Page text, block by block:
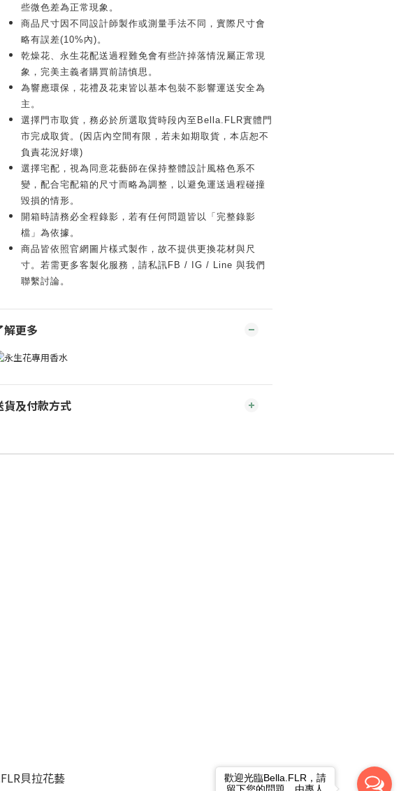
些微色差為正常現象。
商品尺寸因不同設計師製作或測量手法不同，實際尺寸會
略有誤差(10%內)。
乾燥花、永生花配送過程難免會有些許掉落情況屬正常現
象，完美主義者購買前請慎思。
為響應環保，花禮及花束皆以基本包裝不影響運送安全為
主。
選擇門市取貨，務必於所選取貨時段內至Bella.FLR實體門
市完成取貨。(因店內空間有限，若未如期取貨，本店恕不
負責花況好壞)
選擇宅配，視為同意花藝師在保持整體設計風格色系不
變，配合宅配箱的尺寸而略為調整，以避免運送過程碰撞
毀損的情形。
開箱時請務必全程錄影，若有任何問題皆以「完整錄影
檔」為依據。
商品皆依照官網圖片樣式製作，故不提供更換花材與尺
寸。若需更多客製化服務，請私訊FB / IG / Line 與我們
聯繫討論。
解更多
貨及付款方式
貝拉花藝
歡迎光臨Bella.FLR，請